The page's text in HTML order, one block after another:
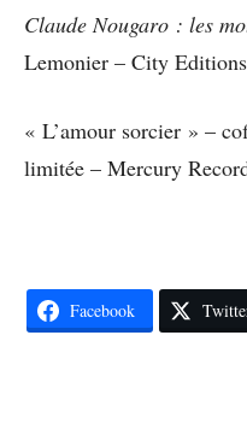
Claude Nougaro : les
Lemonier – City Editions
« L’amour sorcier » –
limitée – Mercury
Facebook